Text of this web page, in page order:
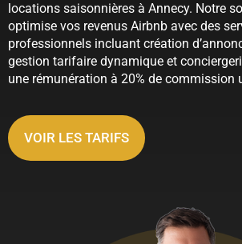
locations saisonnières à Annecy. Notre
optimise vos revenus Airbnb avec des
professionnels incluant création
gestion tarifaire dynamique et
une rémunération à 20% de commission
VOIR LES TARIFS